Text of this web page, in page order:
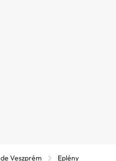
Veszprém Eplény